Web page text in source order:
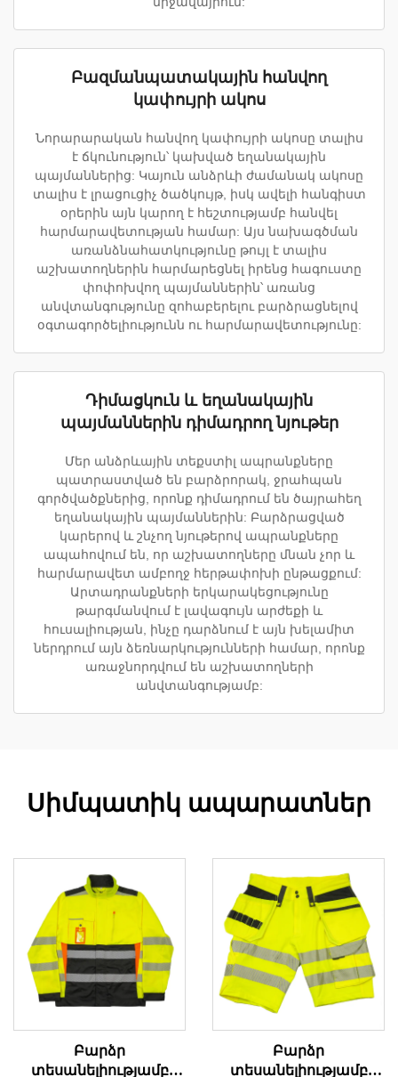
Բազմանպատակային հանվող
կափույրի ակոս
Նորարարական հանվող կափույրի ակոսը տալիս
է ճկունություն՝ կախված եղանակային
պայմաններից: Կայուն անձրևի ժամանակ ակոսը
տալիս է լրացուցիչ ծածկույթ, իսկ ավելի հանգիստ
օրերին այն կարող է հեշտությամբ հանվել
հարմարավետության համար: Այս նախագծման
առանձնահատկությունը թույլ է տալիս
աշխատողներին հարմարեցնել իրենց հագուստը
փոփոխվող պայմաններին՝ առանց
անվտանգությունը զոհաբերելու բարձրացնելով
օգտագործելիությունն ու հարմարավետությունը:
Դիմացկուն և եղանակային
պայմաններին դիմադրող նյութեր
Մեր անձրևային տեքստիլ ապրանքները
պատրաստված են բարձրորակ, ջրահպան
գործվածքներից, որոնք դիմադրում են ծայրահեղ
եղանակային պայմաններին: Բարձրացված
կարերով և շնչող նյութերով ապրանքները
ապահովում են, որ աշխատողները մնան չոր և
հարմարավետ ամբողջ հերթափոխի ընթացքում:
Արտադրանքների երկարակեցությունը
թարգմանվում է լավագույն արժեքի և
հուսալիության, ինչը դարձնում է այն խելամիտ
ներդրում այն ձեռնարկությունների համար, որոնք
առաջնորդվում են աշխատողների
անվտանգությամբ:
Սիմպատիկ ապարատներ
Բարձր
տեսանելիությամբ
Բարձր
տեսանելիությամբ